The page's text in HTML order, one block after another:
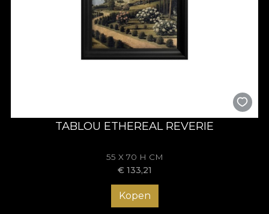
TABLOU ETHEREAL REVERIE
55 X 70 H CM
€ 133,21
Kopen